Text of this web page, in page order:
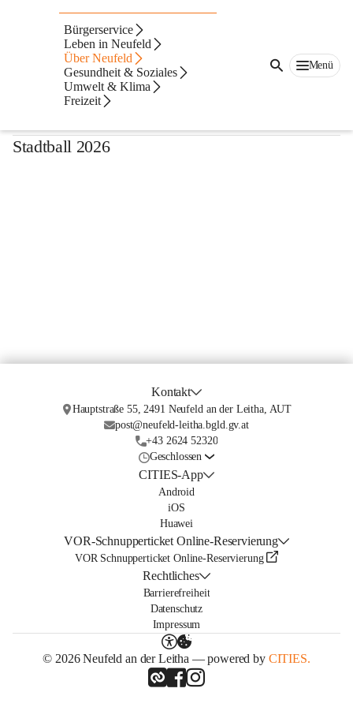
Bürgerservice
Leben in Neufeld
Über Neufeld
Gesundheit & Soziales
Umwelt & Klima
Freizeit
Menü
Galerien 2026
Flurreinigung 2026
Faschingsdienstag 2026
Sportlergschnas 2026
Stadtball 2026
Kontakt
Hauptstraße 55, 2491 Neufeld an der Leitha, AUT
post@neufeld-leitha.bgld.gv.at
+43 2624 52320
Geschlossen
CITIES-App
Android
iOS
Huawei
VOR-Schnupperticket Online-Reservierung
VOR Schnupperticket Online-Reservierung
Rechtliches
Barrierefreiheit
Datenschutz
Impressum
© 2026 Neufeld an der Leitha — powered by CITIES.